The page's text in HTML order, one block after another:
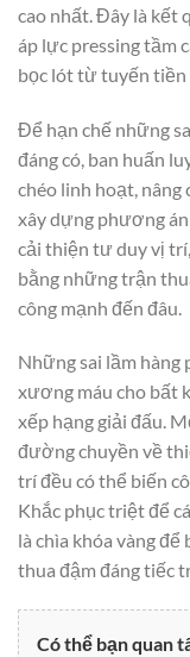
cao nhất. Đây là kết
áp lực pressing tầm
bọc lót từ tuyến tiền
Để hạn chế những
đáng có, ban huấn
chéo linh hoạt, nâng
xây dựng phương
cải thiện tư duy vị
bằng những trận
công mạnh đến đâu.
Những sai lầm hàng
xương máu cho bất
xếp hạng giải đấu.
đường chuyền về
trí đều có thể biến
Khắc phục triệt để
là chìa khóa vàng
thua đậm đáng tiếc
Có thể bạn quan